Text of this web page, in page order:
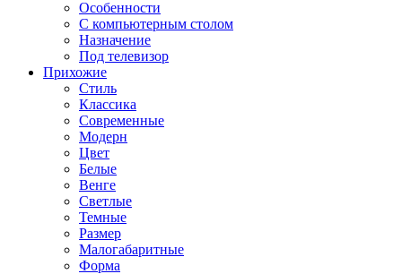
Особенности
С компьютерным столом
Назначение
Под телевизор
Прихожие
Стиль
Классика
Современные
Модерн
Цвет
Белые
Венге
Светлые
Темные
Размер
Малогабаритные
Форма